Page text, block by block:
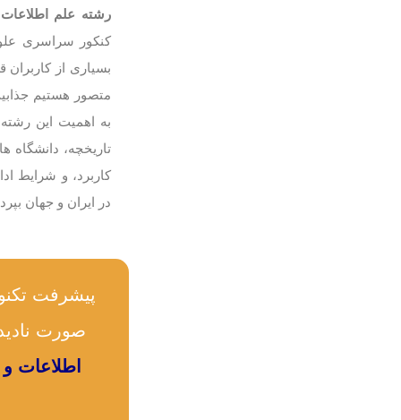
رشته علم
کنکور سراسری
بسیاری از کاربران
متصور هستیم
به اهمیت این
تاریخچه، دانشگاه
کاربرد، و شرایط
در ایران و جهان
پیشرفت
صورت
اطلاعات